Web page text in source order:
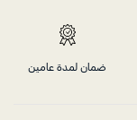
ضمان لمدة عامين